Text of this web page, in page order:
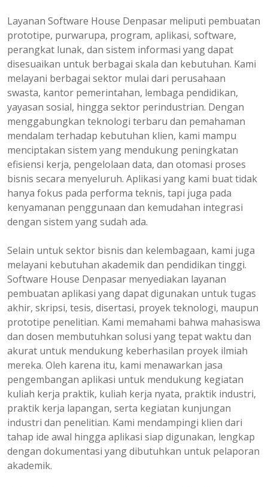
Layanan Software House Denpasar meliputi pembuatan
prototipe, purwarupa, program, aplikasi, software,
perangkat lunak, dan sistem informasi yang dapat
disesuaikan untuk berbagai skala dan kebutuhan. Kami
melayani berbagai sektor mulai dari perusahaan
swasta, kantor pemerintahan, lembaga pendidikan,
yayasan sosial, hingga sektor perindustrian. Dengan
menggabungkan teknologi terbaru dan pemahaman
mendalam terhadap kebutuhan klien, kami mampu
menciptakan sistem yang mendukung peningkatan
efisiensi kerja, pengelolaan data, dan otomasi proses
bisnis secara menyeluruh. Aplikasi yang kami buat tidak
hanya fokus pada performa teknis, tapi juga pada
kenyamanan penggunaan dan kemudahan integrasi
dengan sistem yang sudah ada.
Selain untuk sektor bisnis dan kelembagaan, kami juga
melayani kebutuhan akademik dan pendidikan tinggi.
Software House Denpasar menyediakan layanan
pembuatan aplikasi yang dapat digunakan untuk tugas
akhir, skripsi, tesis, disertasi, proyek teknologi, maupun
prototipe penelitian. Kami memahami bahwa mahasiswa
dan dosen membutuhkan solusi yang tepat waktu dan
akurat untuk mendukung keberhasilan proyek ilmiah
mereka. Oleh karena itu, kami menawarkan jasa
pengembangan aplikasi untuk mendukung kegiatan
kuliah kerja praktik, kuliah kerja nyata, praktik industri,
praktik kerja lapangan, serta kegiatan kunjungan
industri dan penelitian. Kami mendampingi klien dari
tahap ide awal hingga aplikasi siap digunakan, lengkap
dengan dokumentasi yang dibutuhkan untuk pelaporan
akademik.